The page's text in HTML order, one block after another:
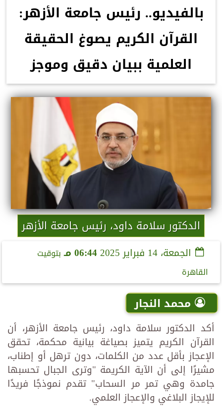
بالفيديو.. رئيس جامعة الأزهر:
القرآن الكريم يصوغ الحقيقة
العلمية ببيان دقيق وموجز
الدكتور سلامة داود، رئيس جامعة الأزهر
الجمعة، 14 فبراير 2025 06:44 مـ
بتوقيت
القاهرة
محمد النجار
أكد الدكتور سلامة داود، رئيس جامعة الأزهر، أن
القرآن الكريم يتميز بصياغة بيانية محكمة، تحقق
الإعجاز بأقل عدد من الكلمات، دون ترهل أو إطناب،
مشيرًا إلى أن الآية الكريمة "وترى الجبال تحسبها
جامدة وهي تمر مر السحاب" تقدم نموذجًا فريدًا
للإيجاز البلاغي والإعجاز العلمي.